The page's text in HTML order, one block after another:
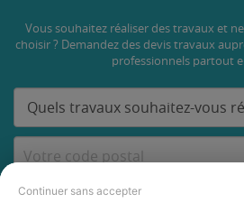
Continuer sans accepter
Vous souhaitez réaliser des travaux et
choisir ? Demandez des devis travaux
professionnels partout
DEMANDER UN